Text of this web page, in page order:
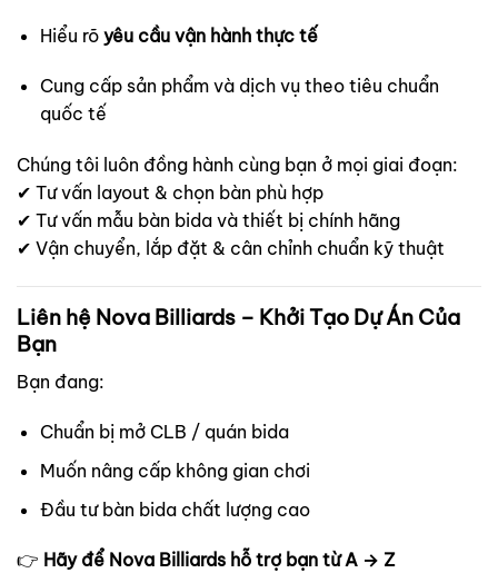
Hiểu rõ yêu cầu vận hành thực tế
Cung cấp sản phẩm và dịch vụ theo tiêu chuẩn
quốc tế
Chúng tôi luôn đồng hành cùng bạn ở mọi giai đoạn:
✔ Tư vấn layout & chọn bàn phù hợp
✔ Tư vấn mẫu bàn bida và thiết bị chính hãng
✔ Vận chuyển, lắp đặt & cân chỉnh chuẩn kỹ thuật
Liên hệ Nova Billiards – Khởi Tạo Dự Án Của
Bạn
Bạn đang:
Chuẩn bị mở CLB / quán bida
Muốn nâng cấp không gian chơi
Đầu tư bàn bida chất lượng cao
👉 Hãy để Nova Billiards hỗ trợ bạn từ A → Z